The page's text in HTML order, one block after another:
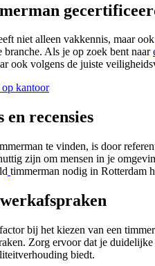
niet alleen vakkennis, maar
Als je op zoek bent naar
ook volgens de juiste
kantoor
recensies
te vinden, is door
zijn om mensen in je
timmerman nodig in Rotterdam
bij het kiezen van een
Zorg ervoor dat je
biedt.